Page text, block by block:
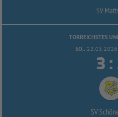
SV
TORREICHSTES
SO..
 :
SV